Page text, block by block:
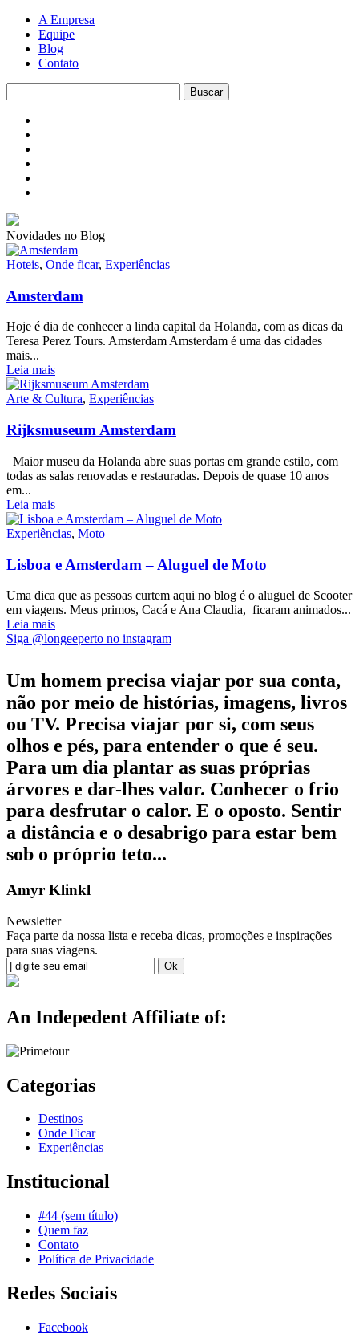
A Empresa
Equipe
Blog
Contato
Novidades no Blog
Hoteis, Onde ficar, Experiências
Amsterdam
Hoje é dia de conhecer a linda capital da Holanda, com as dicas da
Teresa Perez Tours. Amsterdam Amsterdam é uma das cidades
mais...
Leia mais
Arte & Cultura, Experiências
Rijksmuseum Amsterdam
Maior museu da Holanda abre suas portas em grande estilo, com
todas as salas renovadas e restauradas. Depois de quase 10 anos
em...
Leia mais
Experiências, Moto
Lisboa e Amsterdam – Aluguel de Moto
Uma dica que as pessoas curtem aqui no blog é o aluguel de Scooter
em viagens. Meus primos, Cacá e Ana Claudia, ficaram animados...
Leia mais
Siga @longeeperto no instagram
Um homem precisa viajar por sua conta,
não por meio de histórias, imagens, livros
ou TV. Precisa viajar por si, com seus
olhos e pés, para entender o que é seu.
Para um dia plantar as suas próprias
árvores e dar-lhes valor. Conhecer o frio
para desfrutar o calor. E o oposto. Sentir
a distância e o desabrigo para estar bem
sob o próprio teto...
Amyr Klinkl
Newsletter
Faça parte da nossa lista e receba dicas, promoções e inspirações
para suas viagens.
An Indepedent Affiliate of:
Categorias
Destinos
Onde Ficar
Experiências
Institucional
#44 (sem título)
Quem faz
Contato
Política de Privacidade
Redes Sociais
Facebook